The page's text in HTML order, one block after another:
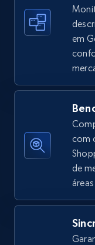
Amazon
Seller id, URL,
info, Stars,
URL, Product
more.
em
com
de